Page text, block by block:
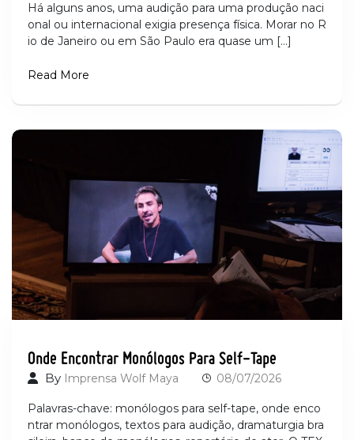
Há alguns anos, uma audição para uma produção naci
onal ou internacional exigia presença física. Morar no R
io de Janeiro ou em São Paulo era quase um […]
Read More
Onde Encontrar Monólogos Para Self-Tape
By Imprensa Wolf Maya 08/07/2026
Palavras-chave: monólogos para self-tape, onde enco
ntrar monólogos, textos para audição, dramaturgia bra